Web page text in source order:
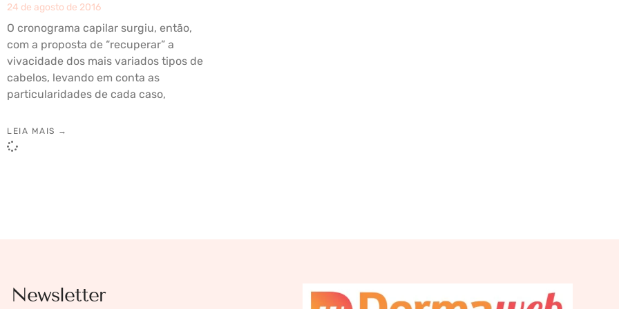
24 de agosto de 2016
O cronograma capilar surgiu, então,
com a proposta de “recuperar” a
vivacidade dos mais variados tipos de
cabelos, levando em conta as
particularidades de cada caso,
LEIA MAIS →
Newsletter